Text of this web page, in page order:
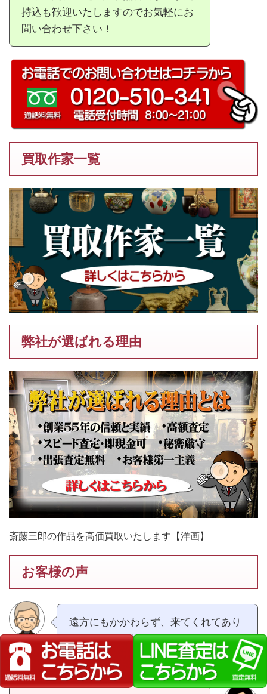
持込も歓迎いたしますのでお気軽にお
問い合わせ下さい！
買取作家一覧
弊社が選ばれる理由
斎藤三郎の作品を高価買取いたします【洋画】
お客様の声
遠方にもかかわらず、来てくれてあり
がとう。備前焼の説明が分かり易かっ
た。（広島県70代男性）